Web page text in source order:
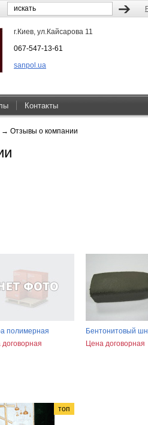
г.Киев, ул.Кайсарова 11
067-547-13-61
sanpol.ua
Контакты
→ Отзывы о компании
полимерная
договорная
Бентонитовый
Цена договорная
топ